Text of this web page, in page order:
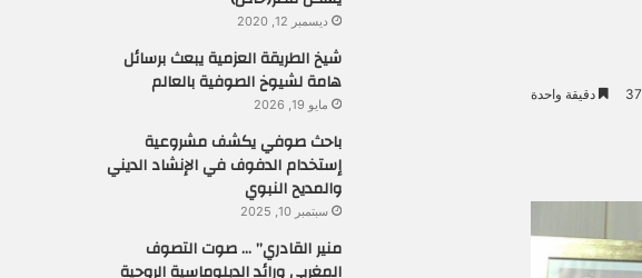
37 دقيقة واحدة
ديسمبر 12, 2020
شيخ الطريقة العزمية يبعث برسائل
هامة لشيوخ الصوفية بالعالم
مايو 19, 2026
باحث صوفي يكشف مشروعية
إستخدام الدفوف في الإنشاد الديني
والمديح النبوي
سبتمبر 10, 2025
منير القادري” … صوت التصوف